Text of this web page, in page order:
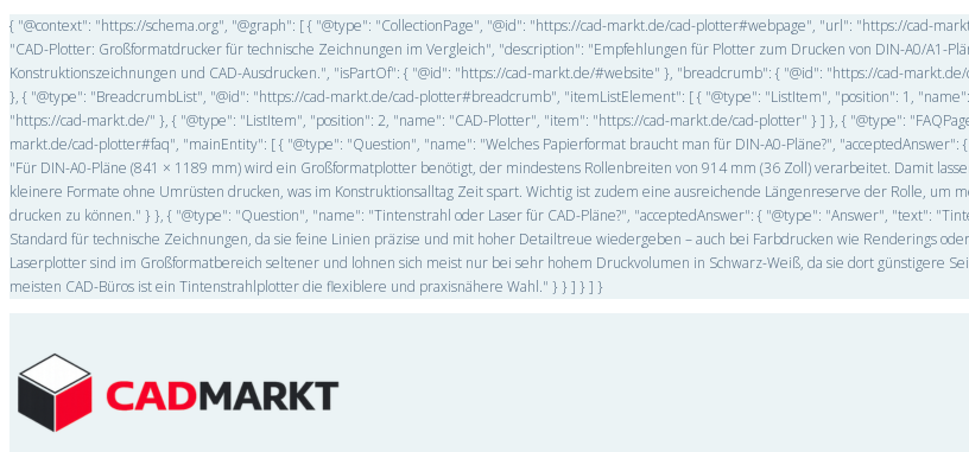
{ "@context": "https://schema.org", "@graph": [ { "@type": "CollectionPage", "@id": "https://cad-markt.de/cad-plotter#webpage", "url": "https://cad-
"CAD-Plotter: Großformatdrucker für technische Zeichnungen im Vergleich", "description": "Empfehlungen für Plotter zum Drucken von DIN-A0/A1-
Konstruktionszeichnungen und CAD-Ausdrucken.", "isPartOf": { "@id": "https://cad-markt.de/#website" }, "breadcrumb": { "@id": "https://cad-
}, { "@type": "BreadcrumbList", "@id": "https://cad-markt.de/cad-plotter#breadcrumb", "itemListElement": [ { "@type": "ListItem", "position": 1,
"https://cad-markt.de/" }, { "@type": "ListItem", "position": 2, "name": "CAD-Plotter", "item": "https://cad-markt.de/cad-plotter" } ] }, { "@type":
markt.de/cad-plotter#faq", "mainEntity": [ { "@type": "Question", "name": "Welches Papierformat braucht man für DIN-A0-Pläne?", "acceptedAnswer":
"Für DIN-A0-Pläne (841 × 1189 mm) wird ein Großformatplotter benötigt, der mindestens Rollenbreiten von 914 mm (36 Zoll) verarbeitet. Damit
kleinere Formate ohne Umrüsten drucken, was im Konstruktionsalltag Zeit spart. Wichtig ist zudem eine ausreichende Längenreserve der Rolle, um
drucken zu können." } }, { "@type": "Question", "name": "Tintenstrahl oder Laser für CAD-Pläne?", "acceptedAnswer": { "@type": "Answer", "text":
Standard für technische Zeichnungen, da sie feine Linien präzise und mit hoher Detailtreue wiedergeben – auch bei Farbdrucken wie Renderings
Laserplotter sind im Großformatbereich seltener und lohnen sich meist nur bei sehr hohem Druckvolumen in Schwarz-Weiß, da sie dort günstigere
meisten CAD-Büros ist ein Tintenstrahlplotter die flexiblere und praxisnähere Wahl." } } ] } ] }